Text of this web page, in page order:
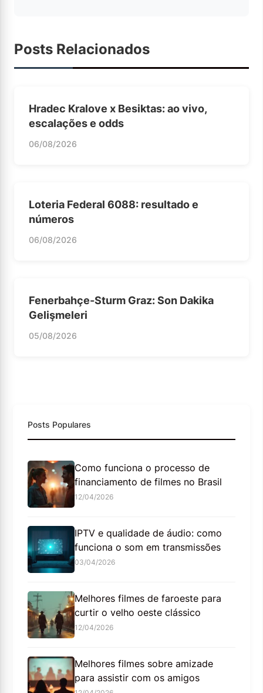
Posts Relacionados
Hradec Kralove x Besiktas: ao vivo,
escalações e odds
06/08/2026
Loteria Federal 6088: resultado e
números
06/08/2026
Fenerbahçe-Sturm Graz: Son Dakika
Gelişmeleri
05/08/2026
Posts Populares
Como funciona o processo de
financiamento de filmes no Brasil
12/04/2026
IPTV e qualidade de áudio: como
funciona o som em transmissões
03/04/2026
Melhores filmes de faroeste para
curtir o velho oeste clássico
12/04/2026
Melhores filmes sobre amizade
para assistir com os amigos